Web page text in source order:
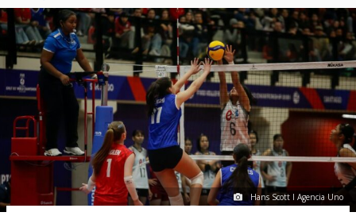
Hans Scott I Agencia Uno